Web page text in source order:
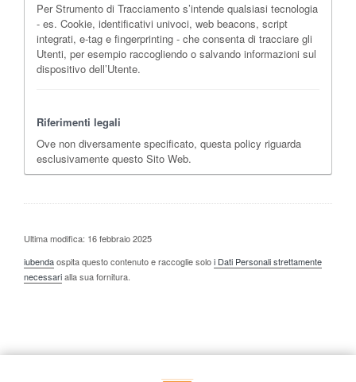
Per Strumento di Tracciamento s’intende qualsiasi tecnologia
- es. Cookie, identificativi univoci, web beacons, script
integrati, e-tag e fingerprinting - che consenta di tracciare gli
Utenti, per esempio raccogliendo o salvando informazioni sul
dispositivo dell’Utente.
Riferimenti legali
Ove non diversamente specificato, questa policy riguarda
esclusivamente questo Sito Web.
Ultima modifica: 16 febbraio 2025
iubendaospita questo contenuto e raccoglie soloi Dati Personali strettamente
necessarialla sua fornitura.